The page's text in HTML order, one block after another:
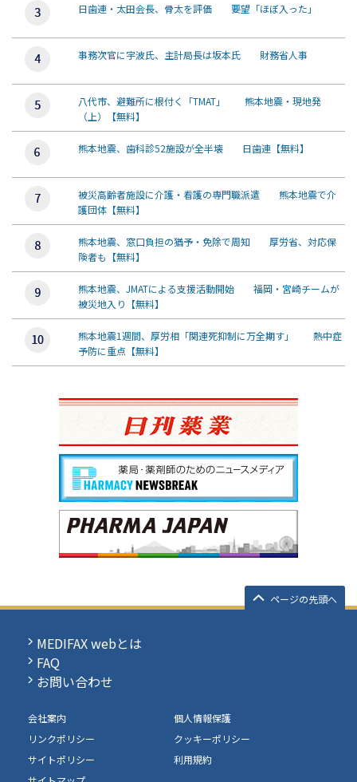
日歯連・太田会長、骨太を評価 要望「ほぼ入った」
事務次官に宇波氏、主計局長は坂本氏 財務省人事
八代市、避難所に根付く「TMAT」 熊本地震・現地発
（上）【無料】
熊本地震、歯科診52施設が全半壊 日歯連【無料】
被災高齢者施設に介護・看護の専門職派遣 熊本地震で介
護団体【無料】
熊本地震、窓口負担の猶予・免除で周知 厚労省、対応保
険者も【無料】
熊本地震、JMATによる支援活動開始 福岡・宮崎チームが
被災地入り【無料】
熊本地震1週間、厚労相「関連死抑制に万全期す」 熱中症
予防に重点【無料】
ページの先頭へ
MEDIFAX webとは
FAQ
お問い合わせ
会社案内
個人情報保護
リンクポリシー
クッキーポリシー
サイトポリシー
利用規約